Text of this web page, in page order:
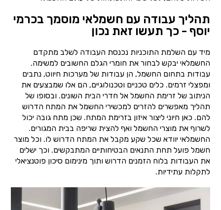
תהליך עבודה עם חשמלאי מוסמך בכרמי
יוסף - כך תעשו זאת נכון
מיד עם השלמת התוכניות נכנסת העבודה לשלב מתקדם
החשמלאי יבקש לבחור את חומרי הגלם החשובים למשימה.
עבודות בתחום החשמל, הן עבודות של מערכות חיווט, נתבים
ומפצלי זרמים. כלים טכניים וטכנולוגיים, הם אלו שמבצעים את
הניתוב של זרימת החשמל אל חדרי הבית השונים. ובסופו של
תהליך מאפשרים להזרים למכשירי החשמל את המתח הדרוש
להם. כאן חיוני ליצור איזון בזרימת המתח. שכן מתח גובה יכול
לשרוף את מוצרי החשמל ואף להצית שריפה בבית המגורים.
החשמלאי יוודא שכל שקע מקבל את המתח הדרוש לו. וכל מוצר
חשמל פועל תחת התנאים הבטיחותיים המתבקשים. וכך ישלים
את העבודות בלוח הזמנים הדרוש ותוך מינימום סיכון פוטנציאלי
לתקלות עתידיות.